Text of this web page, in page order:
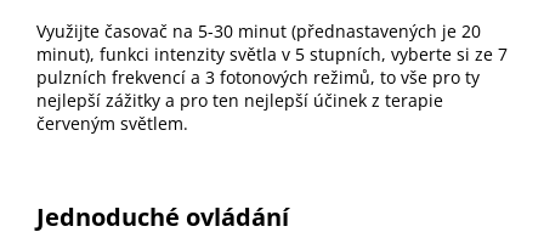
Využijte časovač na 5-30 minut (přednastavených je 20
minut), funkci intenzity světla v 5 stupních, vyberte si ze 7
pulzních frekvencí a 3 fotonových režimů, to vše pro ty
nejlepší zážitky a pro ten nejlepší účinek z terapie
červeným světlem.
Jednoduché ovládání